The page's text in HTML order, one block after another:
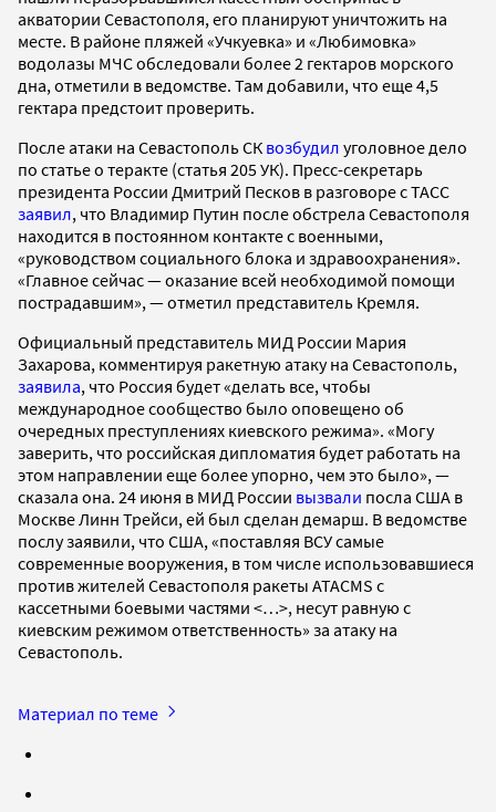
акватории Севастополя, его планируют уничтожить на
месте. В районе пляжей «Учкуевка» и «Любимовка»
водолазы МЧС обследовали более 2 гектаров морского
дна, отметили в ведомстве. Там добавили, что еще 4,5
гектара предстоит проверить.
После атаки на Севастополь СК возбудил уголовное дело
по статье о теракте (статья 205 УК). Пресс-секретарь
президента России Дмитрий Песков в разговоре с ТАСС
заявил, что Владимир Путин после обстрела Севастополя
находится в постоянном контакте с военными,
«руководством социального блока и здравоохранения».
«Главное сейчас — оказание всей необходимой помощи
пострадавшим», — отметил представитель Кремля.
Официальный представитель МИД России Мария
Захарова, комментируя ракетную атаку на Севастополь,
заявила, что Россия будет «делать все, чтобы
международное сообщество было оповещено об
очередных преступлениях киевского режима». «Могу
заверить, что российская дипломатия будет работать на
этом направлении еще более упорно, чем это было», —
сказала она. 24 июня в МИД России вызвали посла США в
Москве Линн Трейси, ей был сделан демарш. В ведомстве
послу заявили, что США, «поставляя ВСУ самые
современные вооружения, в том числе использовавшиеся
против жителей Севастополя ракеты ATACMS с
кассетными боевыми частями <…>, несут равную с
киевским режимом ответственность» за атаку на
Севастополь.
Материал по теме